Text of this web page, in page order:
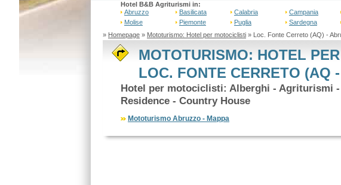
Hotel B&B Agriturismi in:
Abruzzo
Basilicata Calabria Campania
Molise
Piemonte Puglia Sardegna
» Homepage» Mototurismo: Hotel per motociclisti» Loc. Fonte Cerreto (AQ) -
MOTOTURISMO: HOTEL
LOC. FONTE CERRETO (AQ
Hotel per motociclisti: Alberghi - Agriturismi -
Residence - Country House
Mototurismo Abruzzo - Mappa